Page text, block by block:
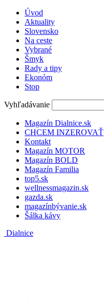
Úvod
Aktuality
Slovensko
Na ceste
Vybrané
Šmyk
Rady a tipy
Ekonóm
Stop
Vyhľadávanie
Magazín Dialnice.sk
CHCEM INZEROVAŤ
Kontakt
Magazín MOTOR
Magazín BOLD
Magazín Familia
top5.sk
wellnessmagazin.sk
gazda.sk
magazínbývanie.sk
Šálka kávy
Dialnice